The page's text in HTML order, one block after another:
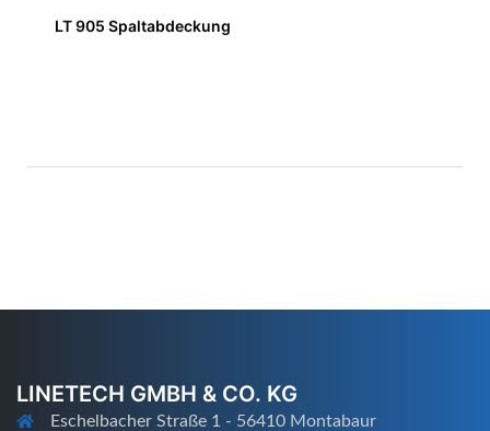
LT 905 Spaltabdeckung
LINETECH GMBH & CO. KG
Eschelbacher Straße 1 - 56410 Montabaur